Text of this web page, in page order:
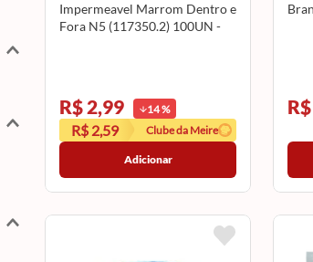
Impermeavel Marrom Dentro e
Fora N5 (117350.2) 100UN -
R$ 2,99 14%
R$ 2,59 Clube da Meire
Adicionar